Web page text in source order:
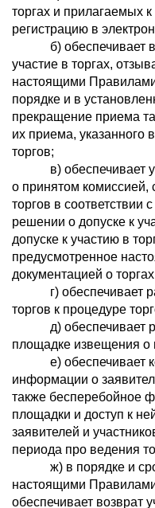
торгах и прилагаемых
регистрацию в
б) обеспечивает
участие в торгах,
настоящими
порядке и в
прекращение приема
их приема, указанного
торгов;
в) обеспечивает
о принятом комиссией,
торгов в соответствии с
решении о допуске к
допуске к участию в
предусмотренное
документацией о
г) обеспечивает
торгов к процедуре
д) обеспечивает
площадке извещения о
е) обеспечивает
информации о
также бесперебойное
площадки и доступ к
заявителей и
периода про ведения
ж) в порядке и
настоящими
обеспечивает возврат